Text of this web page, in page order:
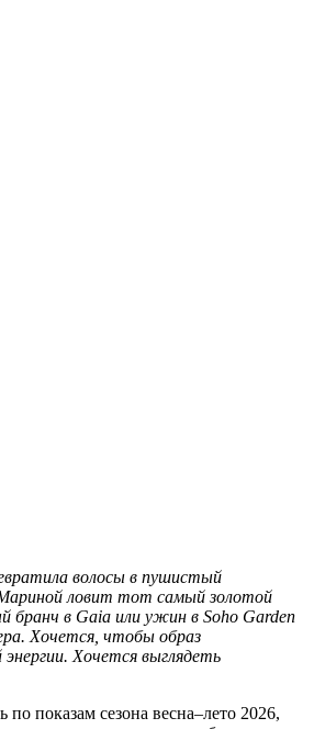
волосы в пушистый
ловит тот самый золотой
бранч в Gaia или ужин в Soho Garden
Хочется, чтобы образ
Хочется выглядеть
по показам сезона весна–лето 2026,